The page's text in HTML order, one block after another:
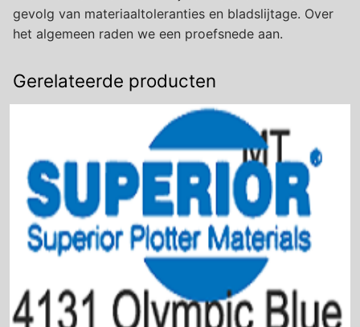
gevolg van materiaaltoleranties en bladslijtage. Over
het algemeen raden we een proefsnede aan.
Gerelateerde producten